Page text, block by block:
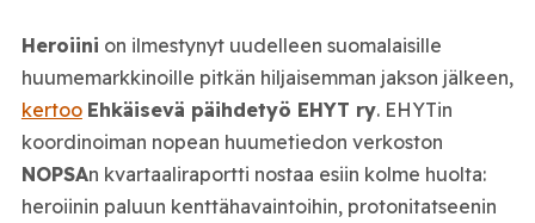
Heroiini on ilmestynyt uudelleen suomalaisille
huumemarkkinoille pitkän hiljaisemman jakson jälkeen,
kertoo Ehkäisevä päihdetyö EHYT ry. EHYTin
koordinoiman nopean huumetiedon verkoston
NOPSAn kvartaaliraportti nostaa esiin kolme huolta:
heroiinin paluun kenttähavaintoihin, protonitatseenin